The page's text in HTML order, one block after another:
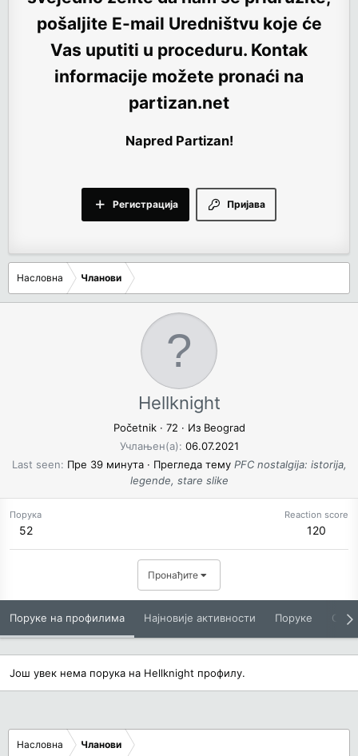
pošaljite E-mail Uredništvu koje će
Vas uputiti u proceduru. Kontak
informacije možete pronaći na
partizan.net
Napred Partizan!
Пријава
Регистрација
Насловна Чланови
Hellknight
Početnik · 72 · Из Beograd
Учлањен(а) 06.07.2021
Last seen
Пре 39 минута · Прегледа тему PFC nostalgija: istorija,
legende, stare slike
Порука
52
Reaction score
120
Пронађите
Поруке на профилима Најновије активности Поруке O
Још увек нема порука на Hellknight профилу.
Насловна Чланови